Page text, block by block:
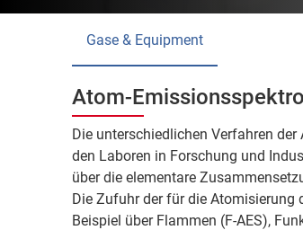
Gase & Equipment
Atom-
Die unterschiedlichen Verfahren
den Laboren in Forschung und
über die elementare
Die Zufuhr der für die Atomisierung
Beispiel über Flammen (F-AES),